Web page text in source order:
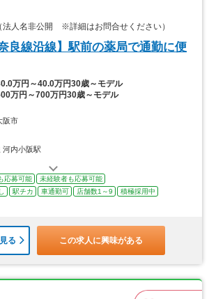
法人名非公開 ※詳細はお問合せください）
良線沿線】駅前の薬局で通勤に便
万円～40.0万円30歳～モデル
万円～700万円30歳～モデル
阪市
河内小阪駅
応募可能
未経験者も応募可能
駅チカ 車通勤可 店舗数1～9
積極採用中
る この求人に興味がある